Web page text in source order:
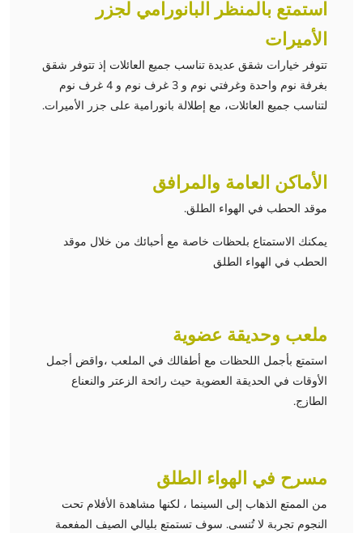
استمتع بالمنظر البانورامي لجزر
الأميرات
تتوفر خيارات شقق عديدة تناسب جميع العائلات إذ تتوفر شقق
بغرفة نوم واحدة وغرفتي نوم و 3 غرف نوم و 4 غرف نوم
لتناسب جميع العائلات، مع إطلالة بانورامية على جزر الأميرات.
الأماكن العامة والمرافق
موقد الحطب في الهواء الطلق.
يمكنك الاستمتاع بلحظات خاصة مع أحبائك من خلال موقد
الحطب في الهواء الطلق
ملعب وحديقة عضوية
استمتع بأجمل اللحظات مع أطفالك في الملعب ،واقض أجمل
الأوقات في الحديقة العضوية حيث رائحة الزعتر والنعناع
الطازج.
مسرح في الهواء الطلق
من الممتع الذهاب إلى السينما ، لكنها مشاهدة الأفلام تحت
النجوم تجربة لا تُنسى. سوف تستمتع بليالي الصيف المفعمة